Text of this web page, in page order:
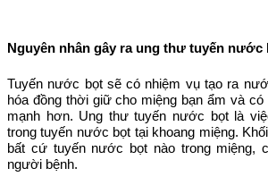
Nguyên nhân gây ra ung thư tuyến nước
Tuyến nước bọt sẽ có nhiệm vụ tạo ra
hóa đồng thời giữ cho miệng bạn ẩm và có
mạnh hơn. Ung thư tuyến nước bọt là
trong tuyến nước bọt tại khoang miệng.
bất cứ tuyến nước bọt nào trong miệng,
người bệnh.